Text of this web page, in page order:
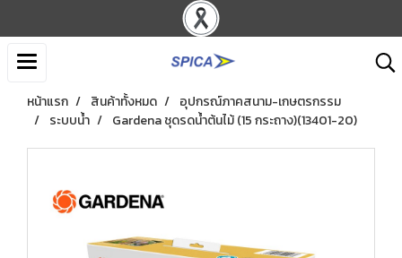
หน้าแรก สินค้าทั้งหมด
อุปกรณ์ภาคสนาม-เกษตรกรรม
ระบบน้ำ
Gardena ชุดรดน้ำต้นไม้ (15 กระถาง)(13401-20)